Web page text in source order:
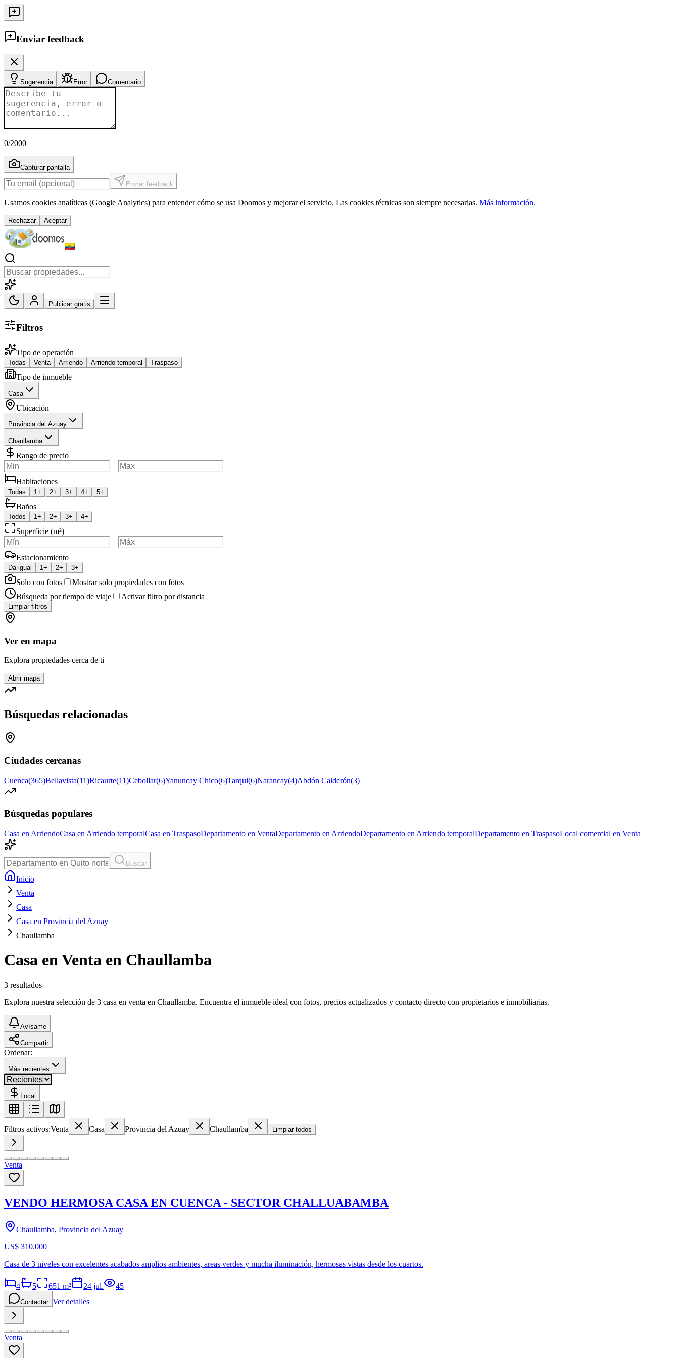
Enviar feedback
Sugerencia Error Comentario
0/2000
Capturar pantalla
Enviar feedback
Usamos cookies analíticas (Google Analytics) para entender cómo se usa Doomos y mejorar el servicio. Las cookies técnicas son siempre necesarias. Más información.
Rechazar Aceptar
Publicar gratis
Filtros
Tipo de operación
Todas Venta Arriendo Arriendo temporal Traspaso
Tipo de inmueble
Casa
Ubicación
Provincia del Azuay
Chaullamba
Rango de precio
—
Habitaciones
Todas 1+ 2+ 3+ 4+ 5+
Baños
Todos 1+ 2+ 3+ 4+
Superficie (m²)
—
Estacionamiento
Da igual 1+ 2+ 3+
Solo con fotos
Mostrar solo propiedades con fotos
Búsqueda por tiempo de viaje
Activar filtro por distancia
Limpiar filtros
Ver en mapa
Explora propiedades cerca de ti
Abrir mapa
Búsquedas relacionadas
Ciudades cercanas
Cuenca(365)Bellavista(11)Ricaurte(11)Cebollar(6)Yanuncay Chico(6)Tarqui(6)Narancay(4)Abdón Calderón(3)
Búsquedas populares
Casa en ArriendoCasa en Arriendo temporalCasa en TraspasoDepartamento en VentaDepartamento en ArriendoDepartamento en Arriendo temporalDepartamento en TraspasoLocal comercial en Venta
Buscar
Inicio
Venta
Casa
Casa en Provincia del Azuay
Chaullamba
Casa en Venta en Chaullamba
3 resultados
Explora nuestra selección de 3 casa en venta en Chaullamba. Encuentra el inmueble ideal con fotos, precios actualizados y contacto directo con propietarios e inmobiliarias.
Avísame
Compartir
Ordenar:
Más recientes
Local
Filtros activos:Venta Casa Provincia del Azuay Chaullamba Limpiar todos
Venta
VENDO HERMOSA CASA EN CUENCA - SECTOR CHALLUABAMBA
Chaullamba, Provincia del Azuay
US$ 310.000
Casa de 3 niveles con excelentes acabados amplios ambientes, areas verdes y mucha iluminación, hermosas vistas desde los cuartos.
4 5 651 m² 24 jul. 45
Contactar Ver detalles
Venta